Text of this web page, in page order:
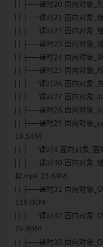
| | ├──课时20 面向对象_
| | ├──课时21 面向对象_
| | ├──课时22 面向对象_
| | ├──课时23 面向对象_
| | ├──课时24 面向对象_
| | ├──课时25 面向对象_
| | ├──课时26 面向对象_
| | ├──课时27 面向对象
| | ├──课时28 面向对象
| | ├──课时29 面向对象
18.54M
| | ├──课时3 面向对象_
| | ├──课时30 面向对象_
程.mp4 25.64M
| | ├──课时31 面向对象
119.00M
| | ├──课时32 面向对象
76.90M
| | ├──课时33 面向对象